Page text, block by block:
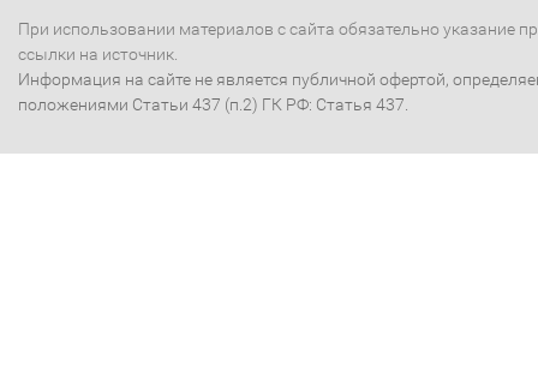
При использовании материалов с сайта обязательно указание
ссылки на источник.
Информация на сайте не является публичной офертой,
положениями Статьи 437 (п.2) ГК РФ: Статья 437.